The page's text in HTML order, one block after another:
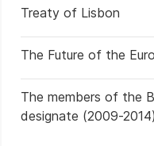
Arranca cónclave
Treaty of Lisbon
The Future of the
The members of the
designate (2009-2014)